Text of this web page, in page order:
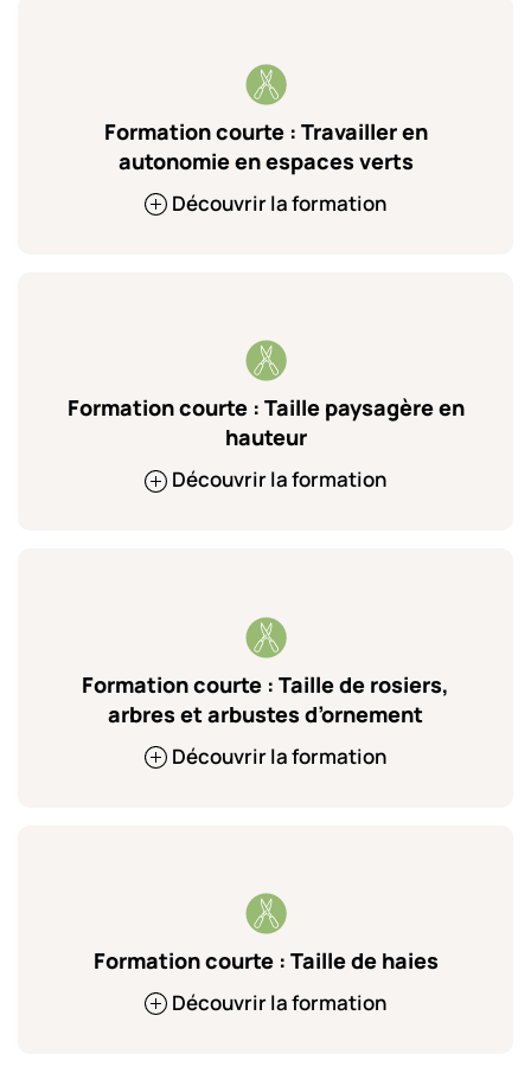
Formation courte : Travailler en
autonomie en espaces verts
Découvrir la formation
Formation courte : Taille paysagère en
hauteur
Découvrir la formation
Formation courte : Taille de rosiers,
arbres et arbustes d’ornement
Découvrir la formation
Formation courte : Taille de haies
Découvrir la formation